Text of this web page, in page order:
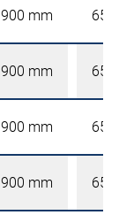
900 mm
900 mm
900 mm
900 mm